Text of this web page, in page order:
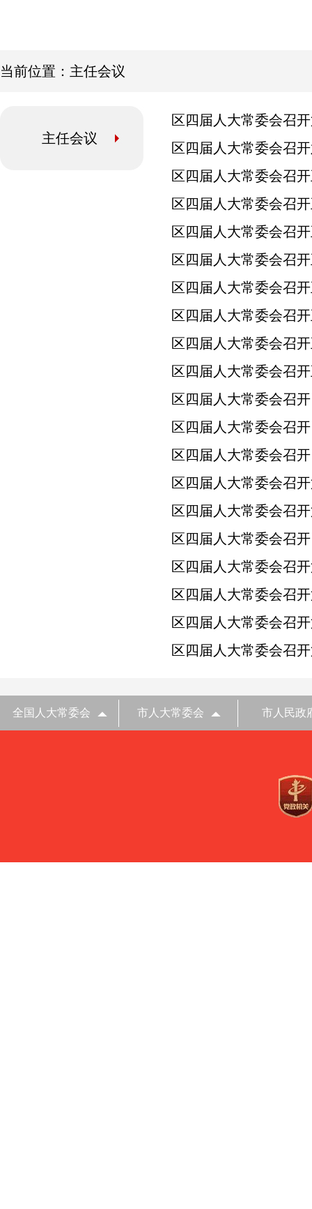
当前位置：主任会议
主任会议
区四届人大常委会召
区四届人大常委会召
区四届人大常委会召
区四届人大常委会召
区四届人大常委会召
区四届人大常委会召
区四届人大常委会召
区四届人大常委会召
区四届人大常委会召
区四届人大常委会召
区四届人大常委会召
区四届人大常委会召
区四届人大常委会召
区四届人大常委会召
区四届人大常委会召
区四届人大常委会召
区四届人大常委会召
区四届人大常委会召
区四届人大常委会召
区四届人大常委会召
全国人大常委会 市人大常委会 市人民政